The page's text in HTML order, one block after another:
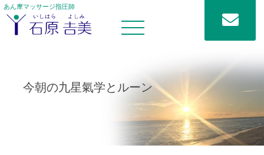
あん摩マッサージ指圧師
今朝の九星氣学とルーン